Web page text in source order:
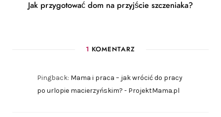
Jak przygotować dom na przyjście szczeniaka?
1 KOMENTARZ
Pingback: Mama i praca – jak wrócić do pracy
po urlopie macierzyńskim? - ProjektMama.pl